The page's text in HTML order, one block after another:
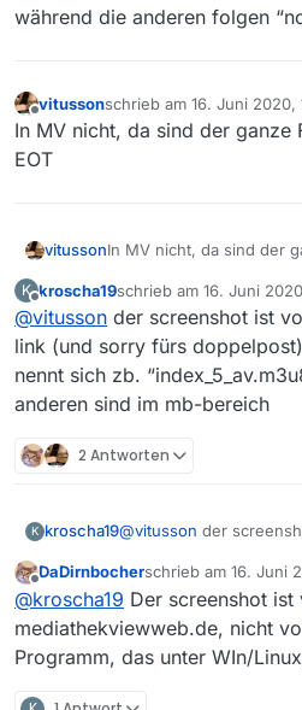
während die anderen folgen
Offline
vitussonschrieb am 16. Juni 2020,
zuletzt editiert von
In MV nicht, da sind der ganze
EOT
vitussonIn MV nicht, da sind der
K
Offline
kroscha19schrieb am 16. Juni
zuletzt editiert von
@vitusson der screenshot ist
link (und sorry fürs
nennt sich zb.
anderen sind im mb-bereich
2 Antworten
K kroscha19@vitusson der
geladene datei nennt
und hat 20kb. alle
Offline
DaDirnbocherschrieb am 16. Juni
zuletzt editiert von
@kroscha19 Der screenshot ist
mediathekviewweb.de, nicht
Programm, das unter WIn/